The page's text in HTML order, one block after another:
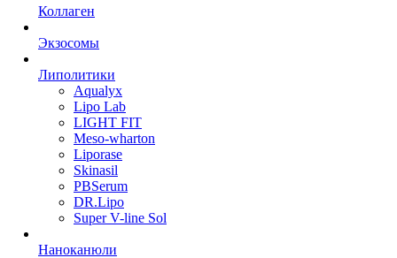
Коллаген
Экзосомы
Липолитики
Aqualyx
Lipo Lab
LIGHT FIT
Meso-wharton
Liporase
Skinasil
PBSerum
DR.Lipo
Super V-line Sol
Наноканюли